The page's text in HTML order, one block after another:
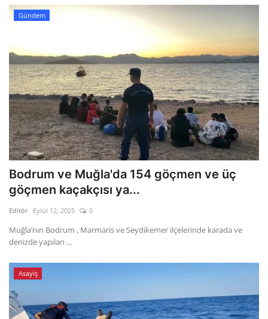
Gündem
Bodrum ve Muğla'da 154 göçmen ve üç
göçmen kaçakçısı ya...
Editör Eylül 12, 2025 0
Muğla’nın Bodrum , Marmaris ve Seydikemer ilçelerinde karada ve
denizde yapılan ...
Asayiş